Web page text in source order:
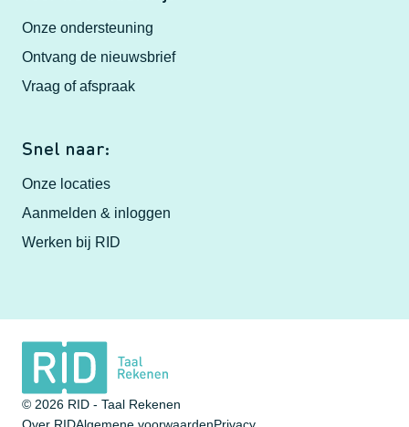
Onze ondersteuning
Ontvang de nieuwsbrief
Vraag of afspraak
Snel naar:
Onze locaties
Aanmelden & inloggen
Werken bij RID
© 2026 RID - Taal Rekenen
Over RIDAlgemene voorwaardenPrivacy